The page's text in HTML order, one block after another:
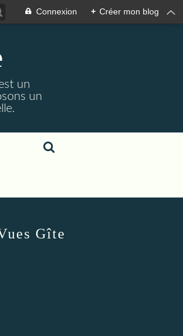
Connexion + Créer mon blog
un
un
Gîte